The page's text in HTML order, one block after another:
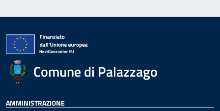
Comune di Palazzago
AMMINISTRAZIONE